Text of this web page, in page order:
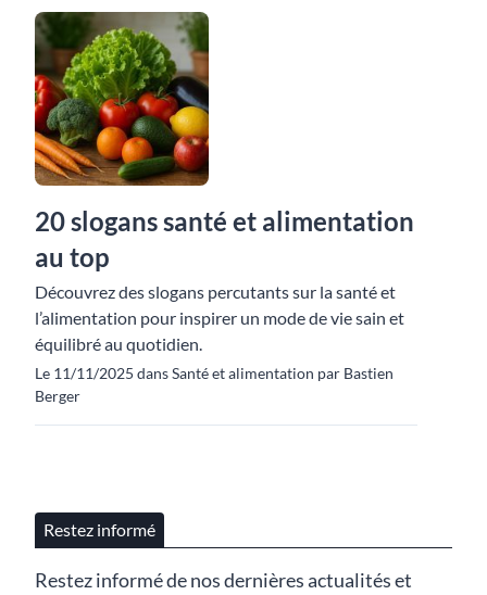
20 slogans santé et alimentation
au top
Découvrez des slogans percutants sur la santé et
l’alimentation pour inspirer un mode de vie sain et
équilibré au quotidien.
Le 11/11/2025 dans Santé et alimentation par Bastien
Berger
Restez informé
Restez informé de nos dernières actualités et